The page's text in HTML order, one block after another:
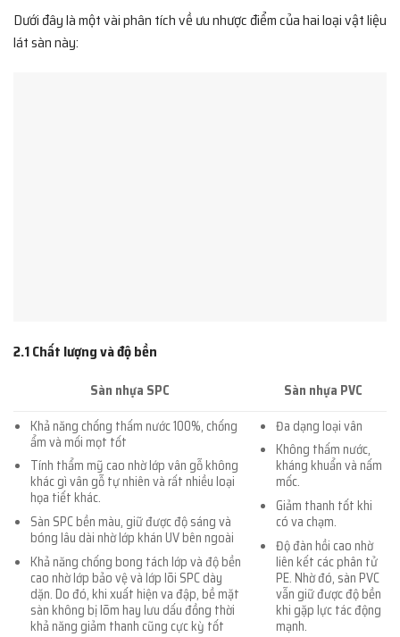
Dưới đây là một vài phân tích về ưu nhược điểm của hai loại vật liệu
lát sàn này:
2.1 Chất lượng và độ bền
Sàn nhựa SPC
Sàn nhựa PVC
Khả năng chống thấm nước 100%, chống
ẩm và mối mọt tốt
Tính thẩm mỹ cao nhờ lớp vân gỗ không
khác gì vân gỗ tự nhiên và rất nhiều loại
họa tiết khác.
Sàn SPC bền màu, giữ được độ sáng và
bóng lâu dài nhờ lớp khán UV bên ngoài
Khả năng chống bong tách lớp và độ bền
cao nhờ lớp bảo vệ và lớp lõi SPC dày
dặn. Do đó, khi xuất hiện va đập, bề mặt
sàn không bị lõm hay lưu dấu đồng thời
khả năng giảm thanh cũng cực kỳ tốt
Đa dạng loại vân
Không thấm nước,
kháng khuẩn và nấm
mốc.
Giảm thanh tốt khi
có va chạm.
Độ đàn hồi cao nhờ
liên kết các phân tử
PE. Nhờ đó, sàn PVC
vẫn giữ được độ bền
khi gặp lực tác động
mạnh.